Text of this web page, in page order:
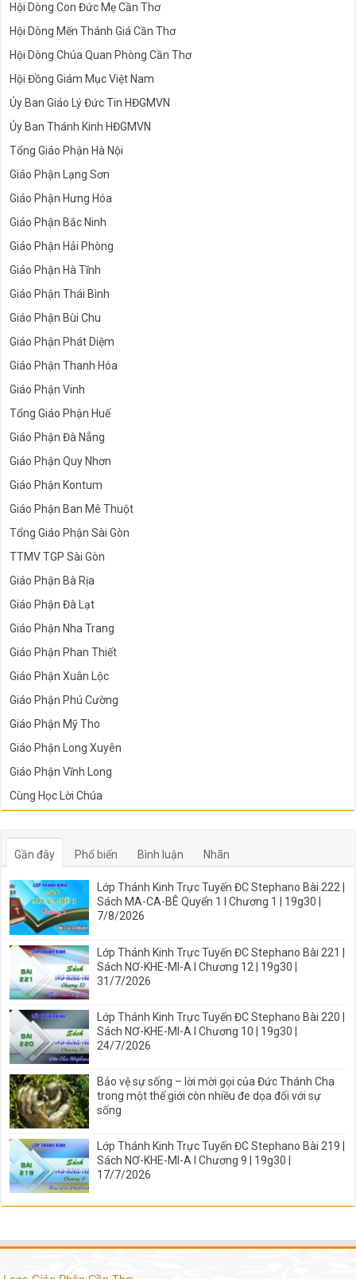
Hội Dòng Con Đức Mẹ Cần Thơ
Hội Dòng Mến Thánh Giá Cần Thơ
Hội Dòng Chúa Quan Phòng Cần Thơ
Hội Đồng Giám Mục Việt Nam
Ủy Ban Giáo Lý Đức Tin HĐGMVN
Ủy Ban Thánh Kinh HĐGMVN
Tổng Giáo Phận Hà Nội
Giáo Phận Lạng Sơn
Giáo Phận Hưng Hóa
Giáo Phận Bắc Ninh
Giáo Phận Hải Phòng
Giáo Phận Hà Tĩnh
Giáo Phận Thái Bình
Giáo Phận Bùi Chu
Giáo Phận Phát Diệm
Giáo Phận Thanh Hóa
Giáo Phận Vinh
Tổng Giáo Phận Huế
Giáo Phận Đà Nẵng
Giáo Phận Quy Nhơn
Giáo Phận Kontum
Giáo Phận Ban Mê Thuột
Tổng Giáo Phận Sài Gòn
TTMV TGP Sài Gòn
Giáo Phận Bà Rịa
Giáo Phận Đà Lạt
Giáo Phận Nha Trang
Giáo Phận Phan Thiết
Giáo Phận Xuân Lộc
Giáo Phận Phú Cường
Giáo Phận Mỹ Tho
Giáo Phận Long Xuyên
Giáo Phận Vĩnh Long
Cùng Học Lời Chúa
Gần đây Phổ biến Bình luận Nhãn
Lớp Thánh Kinh Trực Tuyến ĐC Stephano Bài 222 |
Sách MA-CA-BÊ Quyển 1 I Chương 1 | 19g30 |
7/8/2026
Lớp Thánh Kinh Trực Tuyến ĐC Stephano Bài 221 |
Sách NƠ-KHE-MI-A I Chương 12 | 19g30 |
31/7/2026
Lớp Thánh Kinh Trực Tuyến ĐC Stephano Bài 220 |
Sách NƠ-KHE-MI-A I Chương 10 | 19g30 |
24/7/2026
Bảo vệ sự sống – lời mời gọi của Đức Thánh Cha
trong một thế giới còn nhiều đe dọa đối với sự
sống
Lớp Thánh Kinh Trực Tuyến ĐC Stephano Bài 219 |
Sách NƠ-KHE-MI-A I Chương 9 | 19g30 |
17/7/2026